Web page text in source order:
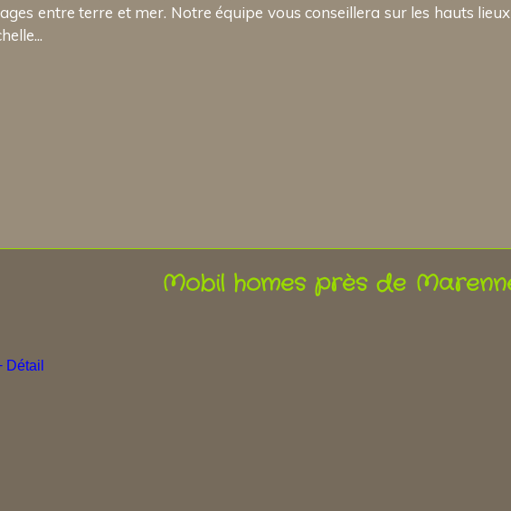
entre terre et mer. Notre équipe vous conseillera sur les hauts
Mobil homes près de
Détail